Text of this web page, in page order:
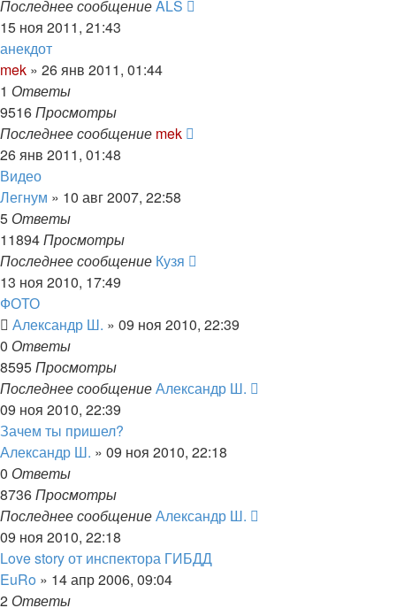
Последнее сообщениеALS
15 ноя 2011, 21:43
анекдот
mek » 26 янв 2011, 01:44
1 Ответы
9516Просмотры
Последнее сообщение mek
26 янв 2011, 01:48
Видео
Легнум » 10 авг 2007, 22:58
5 Ответы
11894Просмотры
Последнее сообщение Кузя
13 ноя 2010, 17:49
ФОТО
Александр Ш. » 09 ноя 2010, 22:39
0 Ответы
8595Просмотры
Последнее сообщениеАлександр Ш.
09 ноя 2010, 22:39
Зачем ты пришел?
Александр Ш. » 09 ноя 2010, 22:18
0 Ответы
8736Просмотры
Последнее сообщениеАлександр Ш.
09 ноя 2010, 22:18
Love story от инспектора ГИБДД
EuRo » 14 апр 2006, 09:04
2 Ответы